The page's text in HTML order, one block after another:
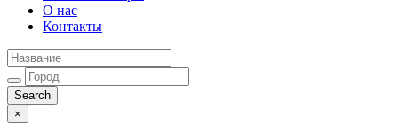
О нас
Контакты
×